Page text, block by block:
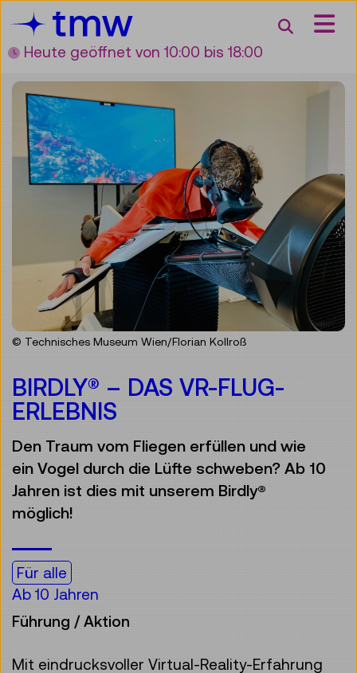
Zum Inhalt
Zum Hauptmenü
Zur Suche
Zur Zielgruppennavigation
Suche
Heute geöffnet von 10:00 bis 18:00
© Technisches Museum Wien/Florian Kollroß
BIRDLY® – DAS VR-FLUG-
ERLEBNIS
Den Traum vom Fliegen erfüllen und wie
ein Vogel durch die Lüfte schweben? Ab 10
Jahren ist dies mit unserem Birdly®
möglich!
Für alle
Ab 10 Jahren
Führung / Aktion
Mit eindrucksvoller Virtual-Reality-Erfahrung